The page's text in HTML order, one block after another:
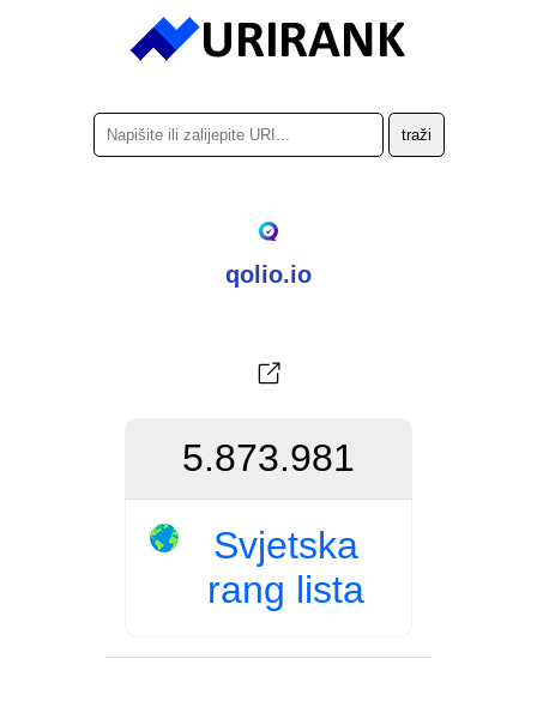
qolio.io
5.873.981
Svjetska
rang lista